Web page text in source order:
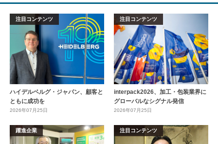
注目コンテンツ
ハイデルベルグ・ジャパン、顧客と
ともに成功を
2026年07月25日
注目コンテンツ
interpack2026、加工・包装業界に
グローバルなシグナル発信
2026年07月25日
躍進企業 注目コンテンツ